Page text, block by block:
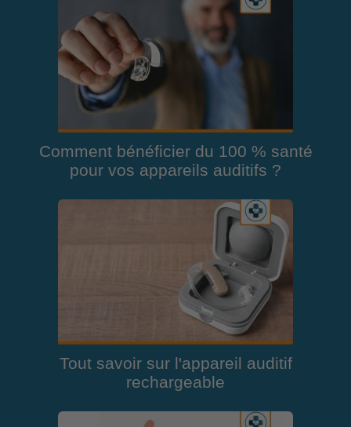
Comment bénéficier du 100 % santé
pour vos appareils auditifs ?
Tout savoir sur l'appareil auditif
rechargeable